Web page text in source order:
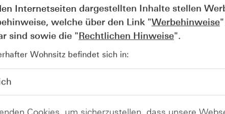
04
Der Blick ins
Kündigungen bei
vom 04.08.2026
Internetseiten dargestellten Inhalte stellen
welche über den Link "Werbehinweise
sind sowie die "Rechtlichen Hinweise".
Wohnsitz befindet sich in: